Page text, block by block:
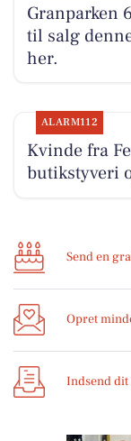
Granparken
til salg
her.
ALARM112
Kvinde fra
butikstyveri
Send en
Opret
Indsend